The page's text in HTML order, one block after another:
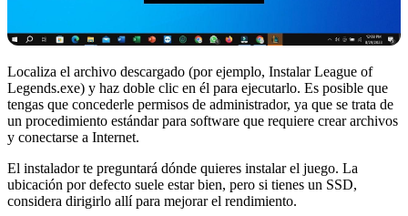
Localiza el archivo descargado (por ejemplo, Instalar League of
Legends.exe) y haz doble clic en él para ejecutarlo. Es posible que
tengas que concederle permisos de administrador, ya que se trata de
un procedimiento estándar para software que requiere crear archivos
y conectarse a Internet.
El instalador te preguntará dónde quieres instalar el juego. La
ubicación por defecto suele estar bien, pero si tienes un SSD,
considera dirigirlo allí para mejorar el rendimiento.